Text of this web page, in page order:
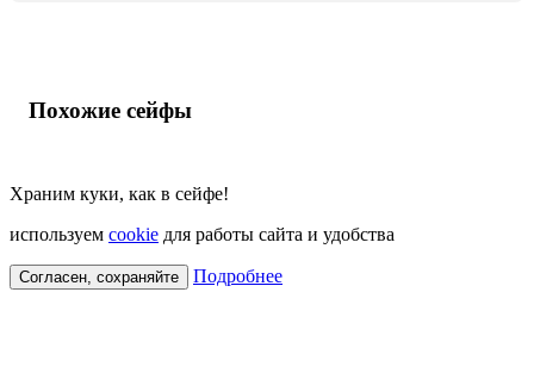
Похожие сейфы
Храним куки, как в сейфе!
используем cookie для работы сайта и удобства
Согласен, сохраняйте Подробнее